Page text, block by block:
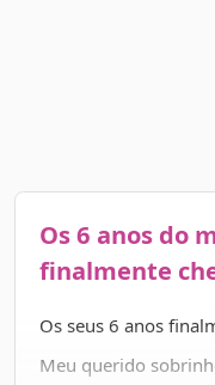
Os 6 anos do
finalmente
Os seus 6 anos
Meu querido